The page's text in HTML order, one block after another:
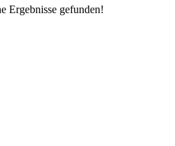
Ergebnisse gefunden!